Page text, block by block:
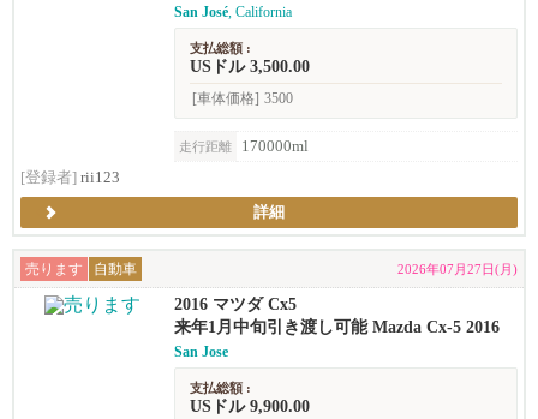
San José, California
支払総額 :
USドル 3,500.00
[車体価格] 3500
走行距離
170000ml
[登録者] rii123
詳細
売ります 自動車 2026年07月27日(月)
2016 マツダ Cx5
来年1月中旬引き渡し可能 Mazda Cx-5 2016
San Jose
支払総額 :
USドル 9,900.00